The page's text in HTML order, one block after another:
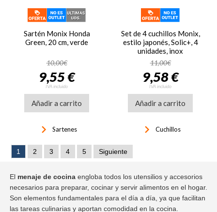
Sartén Monix Honda
Green, 20 cm, verde
10,00€
9,55 €
IVA incluido
Añadir a carrito
keyboard_arrow_right Sartenes
Set de 4 cuchillos Monix,
estilo japonés, Solic+, 4
unidades, inox
11,00€
9,58 €
IVA incluido
Añadir a carrito
keyboard_arrow_right Cuchillos
1 2 3 4 5 Siguiente
El menaje de cocina engloba todos los utensilios y accesorios
necesarios para preparar, cocinar y servir alimentos en el hogar.
Son elementos fundamentales para el día a día, ya que facilitan
las tareas culinarias y aportan comodidad en la cocina.